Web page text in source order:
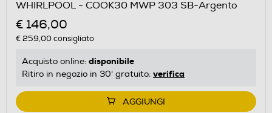
WHIRLPOOL - COOK30 MWP 303 SB-Argento
€ 146,00
€ 259,00consigliato
Acquisto online: disponibile
Ritiro in negozio in 30' gratuito: verifica
AGGIUNGI